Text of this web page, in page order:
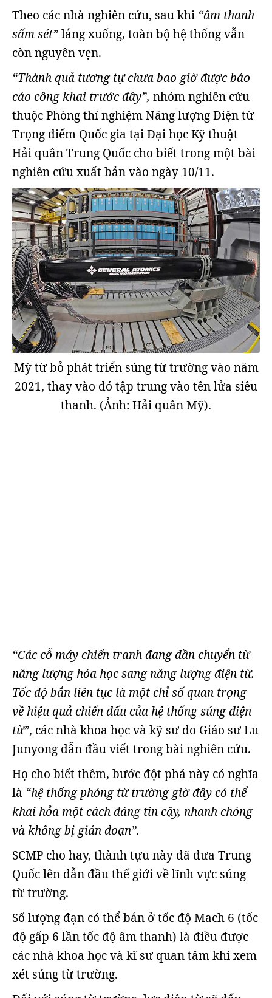
Theo các nhà nghiên cứu, sau khi “âm thanh
sấm sét”lắng xuống, toàn bộ hệ thống vẫn
còn nguyên vẹn.
“Thành quả tương tự chưa bao giờ được báo
cáo công khai trước đây”, nhóm nghiên cứu
thuộc Phòng thí nghiệm Năng lượng Điện từ
Trọng điểm Quốc gia tại Đại học Kỹ thuật
Hải quân Trung Quốc cho biết trong một bài
nghiên cứu xuất bản vào ngày 10/11.
Mỹ từ bỏ phát triển súng từ trường vào năm
2021, thay vào đó tập trung vào tên lửa siêu
thanh. (Ảnh: Hải quân Mỹ).
“Các cỗ máy chiến tranh đang dần chuyển từ
năng lượng hóa học sang năng lượng điện từ.
Tốc độ bắn liên tục là một chỉ số quan trọng
về hiệu quả chiến đấu của hệ thống súng điện
từ”, các nhà khoa học và kỹ sư do Giáo sư Lu
Junyong dẫn đầu viết trong bài nghiên cứu.
Họ cho biết thêm, bước đột phá này có nghĩa
là “hệ thống phóng từ trường giờ đây có thể
khai hỏa một cách đáng tin cậy, nhanh chóng
và không bị gián đoạn”.
SCMP cho hay, thành tựu này đã đưa Trung
Quốc lên dẫn đầu thế giới về lĩnh vực súng
từ trường.
Số lượng đạn có thể bắn ở tốc độ Mach 6 (tốc
độ gấp 6 lần tốc độ âm thanh) là điều được
các nhà khoa học và kĩ sư quan tâm khi xem
xét súng từ trường.